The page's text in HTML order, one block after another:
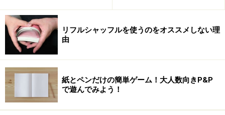
リフルシャッフルを使うのをオススメしない理
由
紙とペンだけの簡単ゲーム！大人数向きP&P
で遊んでみよう！